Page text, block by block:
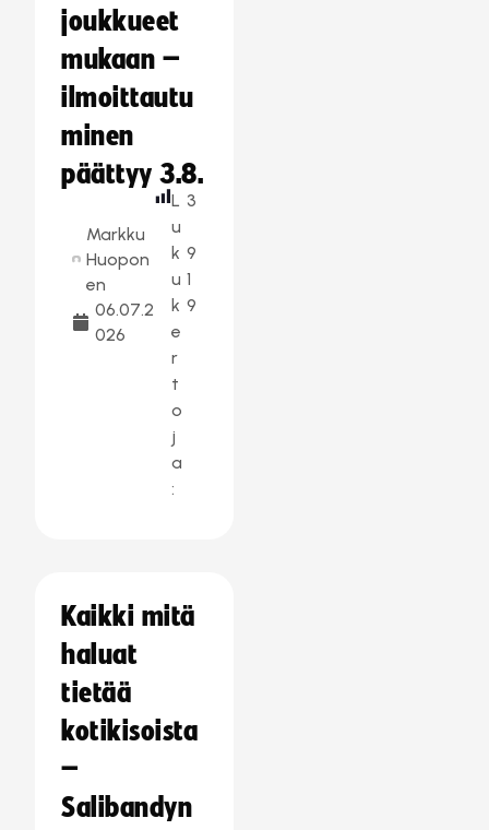
joukkueet
mukaan –
ilmoittautu
minen
päättyy 3.8.
Markku
Huopon
en
06.07.2
026
L
u
k
u
k
e
r
t
o
j
a
:
3
9
1
9
Kaikki mitä
haluat
tietää
kotikisoista
–
Salibandyn